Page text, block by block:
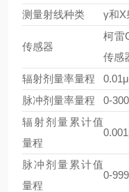
测量射线种类
γ和X
传感器
柯雷
传感
辐射剂量率量程
脉冲剂量率量程
0-
辐射剂量累计值
量程
脉冲剂量累计值
量程
0-